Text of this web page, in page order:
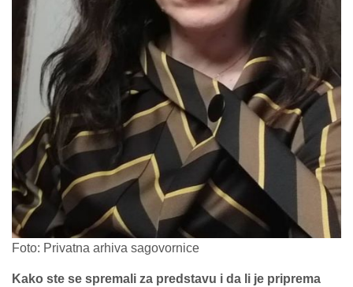
Foto: Privatna arhiva sagovornice
Kako ste se spremali za predstavu i da li je priprema